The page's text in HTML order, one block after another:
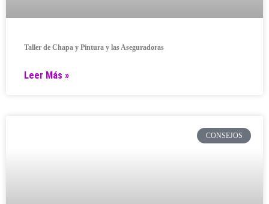
Taller de Chapa y Pintura y las Aseguradoras
Leer Más »
CONSEJOS